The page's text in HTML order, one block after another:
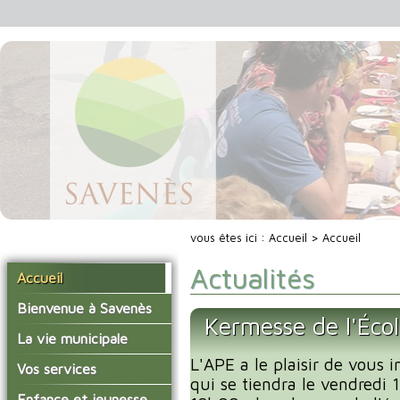
Accueil
Bienvenue à Savenès
Situer Savenès
Savenès en chiffre
L'histoire du village
La vie municipale
Vos élus
Les compte-rendus du
Vos services
La mairie
vous êtes ici : Accueil > Accueil
Actualités
Kermesse de
L'APE a le plaisir de vous
qui se tiendra le vendredi